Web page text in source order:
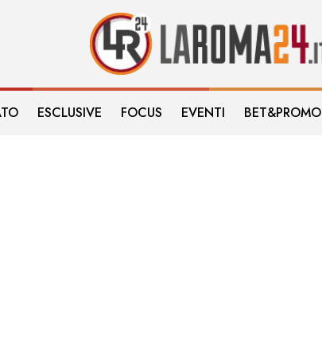
ESCLUSIVE FOCUS EVENTI BET&PROMO